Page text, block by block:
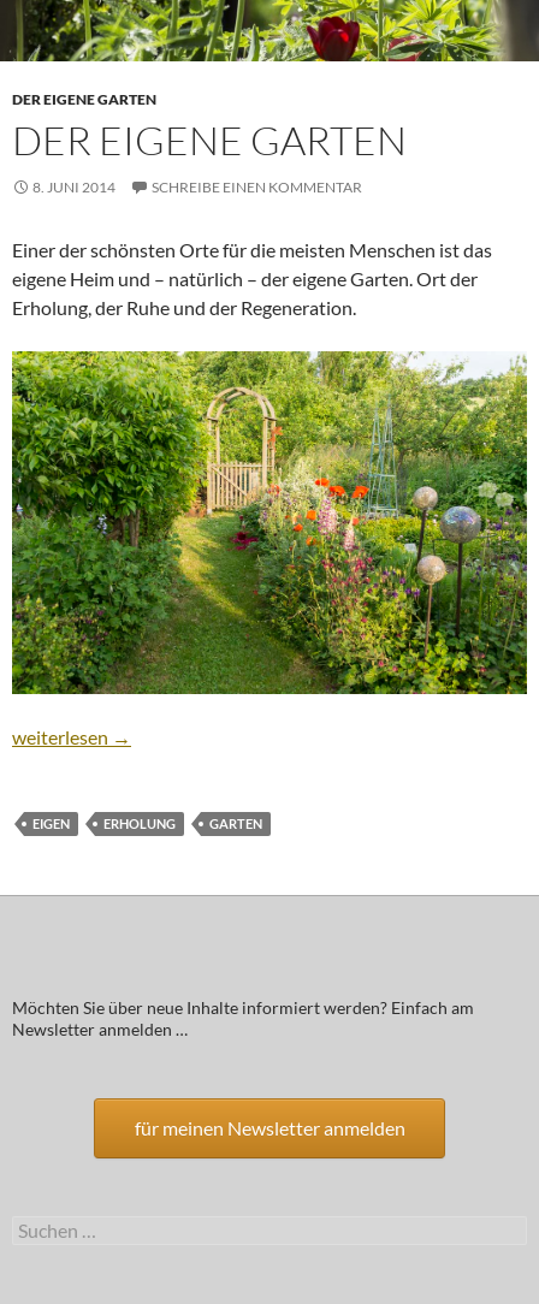
DER EIGENE GARTEN
DER EIGENE GARTEN
8. JUNI 2014 SCHREIBE EINEN KOMMENTAR
Einer der schönsten Orte für die meisten Menschen ist das
eigene Heim und – natürlich – der eigene Garten. Ort der
Erholung, der Ruhe und der Regeneration.
Der eigene Garten
weiterlesen →
EIGEN ERHOLUNG GARTEN
Möchten Sie über neue Inhalte informiert werden? Einfach am
Newsletter anmelden …
für meinen Newsletter anmelden
Suchen